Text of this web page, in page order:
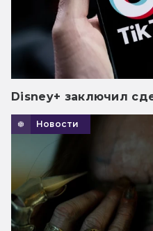
Disney+ заключил
Новости